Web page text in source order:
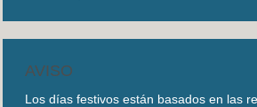
AVISO
Los días festivos están basados en las